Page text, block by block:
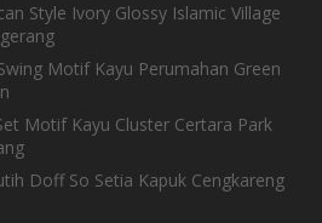
Style Ivory Glossy Islamic Village
Motif Kayu Perumahan Green
Motif Kayu Cluster Certara Park
Doff So Setia Kapuk Cengkareng